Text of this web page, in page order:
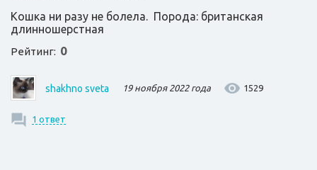
Кошка ни разу не болела. Порода: британская
длинношерстная
Рейтинг: 0
shakhno sveta 19 ноября 2022 года 1529
1 ответ